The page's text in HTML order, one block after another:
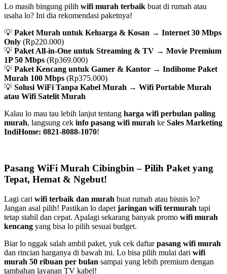
Lo masih bingung pilih wifi murah terbaik buat di rumah atau
usaha lo? Ini dia rekomendasi paketnya!
💡 Paket Murah untuk Keluarga & Kosan → Internet 30 Mbps
Only (Rp220.000)
💡 Paket All-in-One untuk Streaming & TV → Movie Premium
1P 50 Mbps (Rp369.000)
💡 Paket Kencang untuk Gamer & Kantor → Indihome Paket
Murah 100 Mbps (Rp375.000)
💡 Solusi WiFi Tanpa Kabel Murah → Wifi Portable Murah
atau Wifi Satelit Murah
Kalau lo mau tau lebih lanjut tentang harga wifi perbulan paling
murah, langsung cek info pasang wifi murah ke Sales Marketing
IndiHome: 0821-8088-1070!
Pasang WiFi Murah Cibingbin – Pilih Paket yang
Tepat, Hemat & Ngebut!
Lagi cari wifi terbaik dan murah buat rumah atau bisnis lo?
Jangan asal pilih! Pastikan lo dapet jaringan wifi termurah tapi
tetap stabil dan cepat. Apalagi sekarang banyak promo wifi murah
kencang yang bisa lo pilih sesuai budget.
Biar lo nggak salah ambil paket, yuk cek daftarpasang wifi murah
dan rincian harganya di bawah ini. Lo bisa pilih mulai dari wifi
murah 50 ribuan per bulan sampai yang lebih premium dengan
tambahan layanan TV kabel!